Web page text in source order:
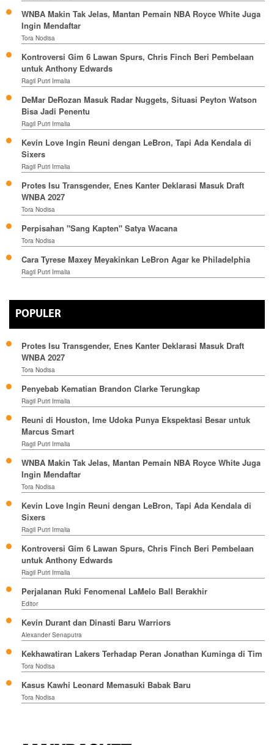
WNBA Makin Tak Jelas, Mantan Pemain NBA Royce White Juga
Ingin Mendaftar
Tora Nodisa
Kontroversi Gim 6 Lawan Spurs, Chris Finch Beri Pembelaan
untuk Anthony Edwards
Ragil Putri Irmalia
DeMar DeRozan Masuk Radar Nuggets, Situasi Peyton Watson
Bisa Jadi Penentu
Ragil Putri Irmalia
Kevin Love Ingin Reuni dengan LeBron, Tapi Ada Kendala di
Sixers
Ragil Putri Irmalia
Protes Isu Transgender, Enes Kanter Deklarasi Masuk Draft
WNBA 2027
Tora Nodisa
Perpisahan "Sang Kapten" Satya Wacana
Tora Nodisa
Cara Tyrese Maxey Meyakinkan LeBron Agar ke Philadelphia
Ragil Putri Irmalia
POPULER
Protes Isu Transgender, Enes Kanter Deklarasi Masuk Draft
WNBA 2027
Tora Nodisa
Penyebab Kematian Brandon Clarke Terungkap
Ragil Putri Irmalia
Reuni di Houston, Ime Udoka Punya Ekspektasi Besar untuk
Marcus Smart
Ragil Putri Irmalia
WNBA Makin Tak Jelas, Mantan Pemain NBA Royce White Juga
Ingin Mendaftar
Tora Nodisa
Kevin Love Ingin Reuni dengan LeBron, Tapi Ada Kendala di
Sixers
Ragil Putri Irmalia
Kontroversi Gim 6 Lawan Spurs, Chris Finch Beri Pembelaan
untuk Anthony Edwards
Ragil Putri Irmalia
Perjalanan Ruki Fenomenal LaMelo Ball Berakhir
Editor
Kevin Durant dan Dinasti Baru Warriors
Alexander Senaputra
Kekhawatiran Lakers Terhadap Peran Jonathan Kuminga di Tim
Tora Nodisa
Kasus Kawhi Leonard Memasuki Babak Baru
Tora Nodisa